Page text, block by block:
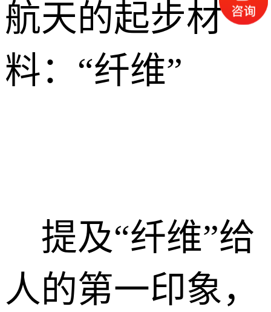
航天的起步材
料：“纤维”
提及“纤维”给
人的第一印象，